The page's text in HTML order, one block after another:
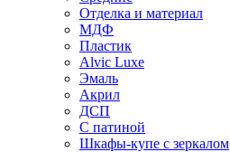
Отделка и материал
МДФ
Пластик
Alvic Luxe
Эмаль
Акрил
ДСП
С патиной
Шкафы-купе с зеркалом